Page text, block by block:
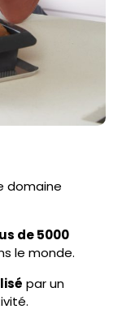
Refuser
domaine
de 5000
le monde.
par un